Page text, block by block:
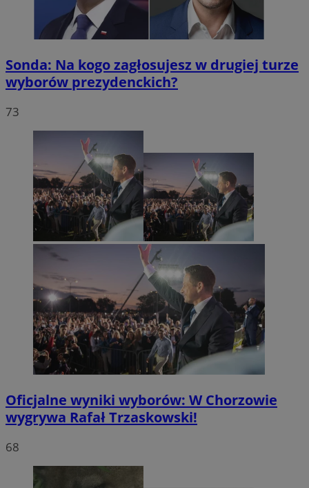
Sonda: Na kogo zagłosujesz w drugiej turze
wyborów prezydenckich?
73
Oficjalne wyniki wyborów: W Chorzowie
wygrywa Rafał Trzaskowski!
68